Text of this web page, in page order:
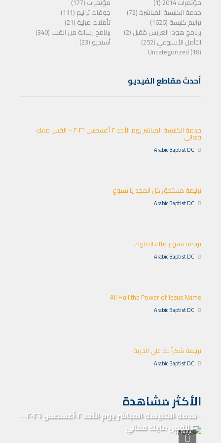
مؤتمرات 2014 (1)
مؤتمرات (177)
خدمة الكنيسة المباشرة (72)
جوقات ترانيم (111)
ترانيم كنيسة (1626)
تأملات مرئية (21)
برنامج هوذا العريس مًقبل (2)
برنامج رسالة من القلب (340)
التأمل الأسبوعي (252)
أستديو (23)
Uncategorized (18)
أحدث مقاطع الفيديو
خدمة الكنيسة المباشر يوم الأحد ٢ أغسطس ٢٠٢٦ – القس مايك
فغالي
Arabic Baptist DC
ترنيمة مستحق كل المجد يا يسوع
Arabic Baptist DC
ترنيمة يسوع ملك الملوك
Arabic Baptist DC
All Hail the Power of Jesus Name
Arabic Baptist DC
ترنيمة شكراً لك علي الحرية
Arabic Baptist DC
الأكثر مشاهدة
خدمة الكنيسة المباشرة
خدمة الكنيسة المباشر يوم الأحد ٢ أغسطس ٢٠٢٦
– القس مايك فغالي
ترانيم كنيسة